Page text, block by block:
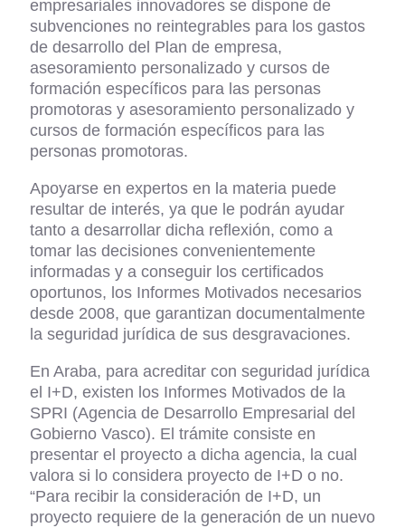
empresariales innovadores se dispone de
subvenciones no reintegrables para los gastos
de desarrollo del Plan de empresa,
asesoramiento personalizado y cursos de
formación específicos para las personas
promotoras y asesoramiento personalizado y
cursos de formación específicos para las
personas promotoras.
Apoyarse en expertos en la materia puede
resultar de interés, ya que le podrán ayudar
tanto a desarrollar dicha reflexión, como a
tomar las decisiones convenientemente
informadas y a conseguir los certificados
oportunos, los Informes Motivados necesarios
desde 2008, que garantizan documentalmente
la seguridad jurídica de sus desgravaciones.
En Araba, para acreditar con seguridad jurídica
el I+D, existen los Informes Motivados de la
SPRI (Agencia de Desarrollo Empresarial del
Gobierno Vasco). El trámite consiste en
presentar el proyecto a dicha agencia, la cual
valora si lo considera proyecto de I+D o no.
“Para recibir la consideración de I+D, un
proyecto requiere de la generación de un nuevo